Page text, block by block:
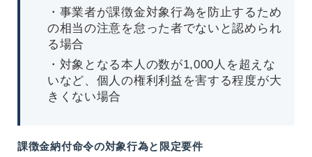
・事業者が課徴金対象行為を防止するため
の相当の注意を怠った者でないと認められ
る場合
・対象となる本人の数が1,000人を超えな
いなど、個人の権利利益を害する程度が大
きくない場合
課徴金納付命令の対象行為と限定要件